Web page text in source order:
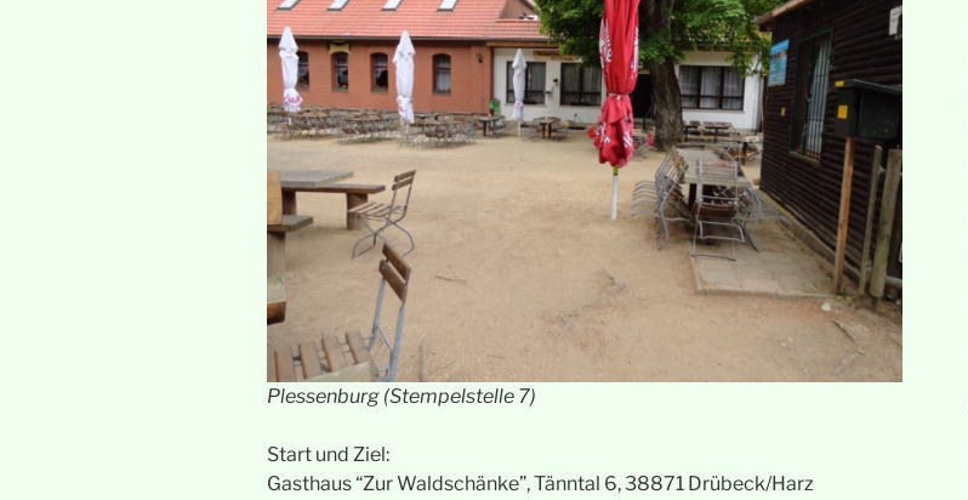
Plessenburg (Stempelstelle 7)
Start und Ziel:
Gasthaus “Zur Waldschänke”, Tänntal 6, 38871 Drübeck/Harz